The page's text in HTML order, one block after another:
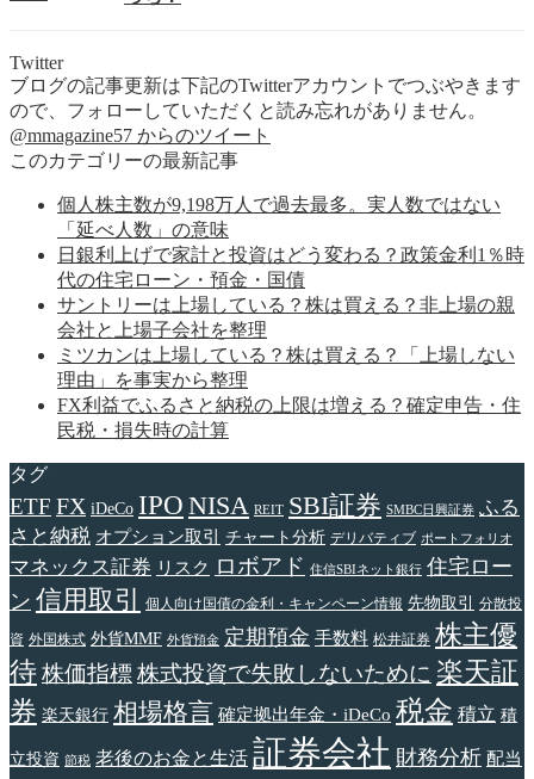
Twitter
ブログの記事更新は下記のTwitterアカウントでつぶやきます
ので、フォローしていただくと読み忘れがありません。
@mmagazine57 からのツイート
このカテゴリーの最新記事
個人株主数が9,198万人で過去最多。実人数ではない
「延べ人数」の意味
日銀利上げで家計と投資はどう変わる？政策金利1％時
代の住宅ローン・預金・国債
サントリーは上場している？株は買える？非上場の親
会社と上場子会社を整理
ミツカンは上場している？株は買える？「上場しない
理由」を事実から整理
FX利益でふるさと納税の上限は増える？確定申告・住
民税・損失時の計算
タグ
ETF FX iDeCo IPO NISA REIT SBI証券 SMBC日興証券 ふる
さと納税 オプション取引 チャート分析 デリバティブ ポートフォリオ
マネックス証券 リスク ロボアド 住信SBIネット銀行 住宅ロー
ン 信用取引 個人向け国債の金利・キャンペーン情報 先物取引 分散投
資 外国株式 外貨MMF 外貨預金 定期預金 手数料 松井証券 株主優
待株価指標株式投資で失敗しないために 楽天証
券 楽天銀行 相場格言 確定拠出年金・iDeCo 税金 積立 積
立投資 節税 老後のお金と生活 証券会社 財務分析 配当